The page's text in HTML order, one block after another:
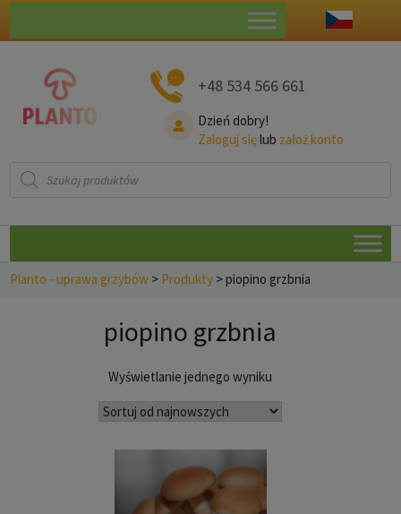
+48 534 566 661
Dzień dobry!
Zaloguj sięlub założ konto
Wyszukiwarka
produktów
Planto - uprawa grzybów > Produkty >piopino grzbnia
piopino grzbnia
Wyświetlanie jednego wyniku